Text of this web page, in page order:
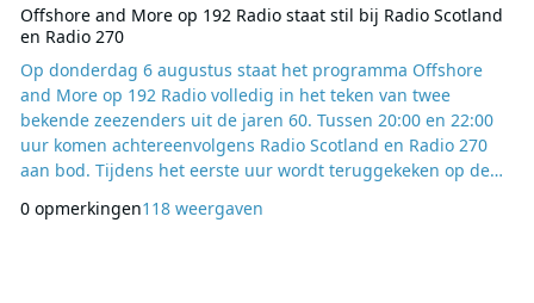
Offshore and More op 192 Radio staat stil bij Radio Scotland
en Radio 270
Op donderdag 6 augustus staat het programma Offshore
and More op 192 Radio volledig in het teken van twee
bekende zeezenders uit de jaren 60. Tussen 20:00 en 22:00
uur komen achtereenvolgens Radio Scotland en Radio 270
aan bod. Tijdens het eerste uur wordt teruggekeken op de
destijds in het noordwesten van Nederland goed te
0 opmerkingen118 weergaven